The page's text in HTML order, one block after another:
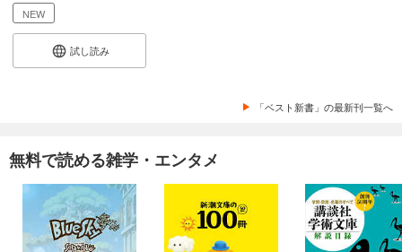
NEW
試し読み
「ベスト新書」の最新刊一覧へ
無料で読める雑学・エンタメ